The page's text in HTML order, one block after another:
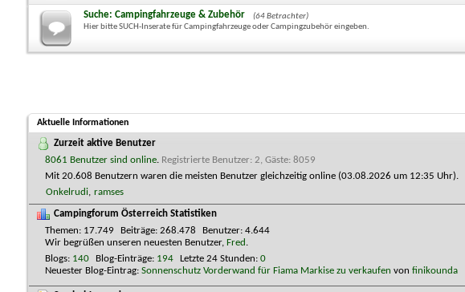
Suche: Campingfahrzeuge & Zubehör
(64 Betrachter)
Hier bitte SUCH-Inserate für Campingfahrzeuge oder Campingzubehör eingeben.
Aktuelle Informationen
Zurzeit aktive Benutzer
8061 Benutzer sind online. Registrierte Benutzer: 2, Gäste: 8059
Mit 20.608 Benutzern waren die meisten Benutzer gleichzeitig online (03.08.2026 um 12:35 Uhr).
Onkelrudi, ramses
Campingforum Österreich Statistiken
Themen
17.749 Beiträge 268.478 Benutzer 4.644
Wir begrüßen unseren neuesten Benutzer, Fred
Blogs 140 Blog-Einträge 194 Letzte 24 Stunden 0
Neuester Blog-Eintrag: Sonnenschutz Vorderwand für Fiama Markise zu verkaufen von finikounda